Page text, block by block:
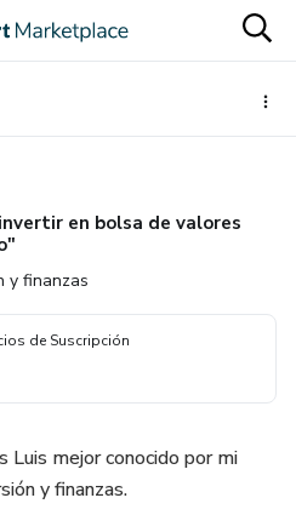
en bolsa de valores
y finanzas
de Suscripción
Luis mejor conocido por mi
y finanzas.